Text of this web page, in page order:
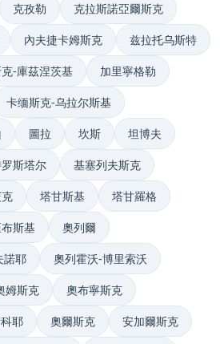
克孜勒 克拉斯諾亞爾斯克
內夫捷卡姆斯克 兹拉托乌斯特
-庫茲涅茨基 加里寧格勒
卡缅斯克-乌拉尔斯基
圖拉 坎斯 坦博夫
斯塔尔 基塞列夫斯克
塔甘斯基 塔甘羅格
斯基 奧列爾
諾耶 奧列霍沃-博里索沃
姆斯克 奧布寧斯克
耶 奧爾斯克 安加爾斯克